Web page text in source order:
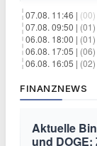
07.08. 11:46 | (00)
07.08. 09:50 | (01)
06.08. 18:00 | (01)
06.08. 17:05 | (06)
06.08. 16:05 | (02)
FINANZNEWS
Aktuelle
und